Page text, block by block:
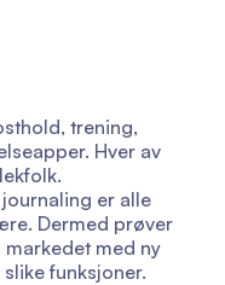
trening,
Hver av
er alle
Dermed prøver
med ny
funksjoner.